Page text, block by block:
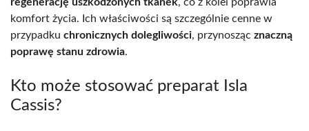
komfort życia. Ich właściwości są szczególnie cenne w
przypadku chronicznych dolegliwości, przynosząc znaczną
poprawę stanu zdrowia.
Kto może stosować preparat Isla
Cassis?